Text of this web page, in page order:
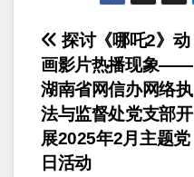
文
章
导
航
探讨《哪吒2》动
画影片热播现象——
湖南省网信办网络执
法与监督处党支部开
展2025年2月主题党
日活动